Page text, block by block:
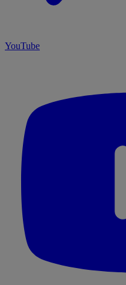
YouTube